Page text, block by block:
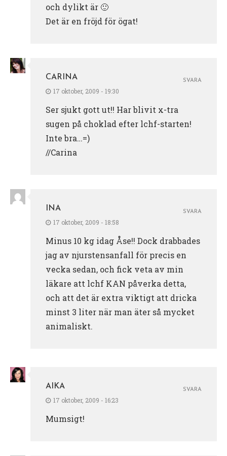
och dylikt är 🙂
Det är en fröjd för ögat!
CARINA
17 oktober, 2009 - 19:30
Ser sjukt gott ut!! Har blivit x-tra
sugen på choklad efter lchf-starten!
Inte bra…=)
//Carina
SVARA
INA
17 oktober, 2009 - 18:58
Minus 10 kg idag Åse!! Dock drabbades
jag av njurstensanfall för precis en
vecka sedan, och fick veta av min
läkare att lchf KAN påverka detta,
och att det är extra viktigt att dricka
minst 3 liter när man äter så mycket
animaliskt.
SVARA
AIKA
17 oktober, 2009 - 16:23
Mumsigt!
SVARA